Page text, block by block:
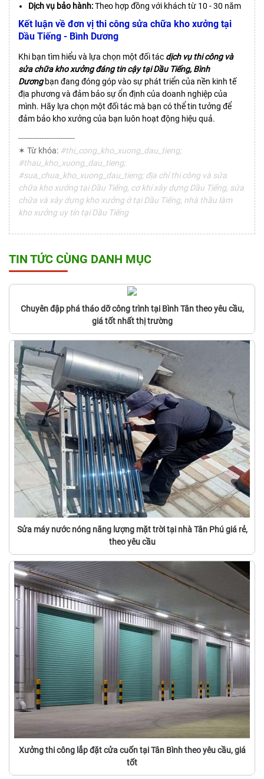
Dịch vụ bảo hành:Theo hợp đồng với khách từ 10 - 30 năm
Kết luận về đơn vị thi công sửa chữa kho xưởng tại
Dầu Tiếng - Bình Dương
Khi bạn tìm hiểu và lựa chọn một đối tác dịch vụ thi công và
sửa chữa kho xưởng đáng tin cậy tại Dầu Tiếng, Bình
Dươngbạn đang đóng góp vào sự phát triển của nền kinh tế
địa phương và đảm bảo sự ổn định của doanh nghiệp của
mình. Hãy lựa chọn một đối tác mà bạn có thể tin tưởng để
đảm bảo kho xưởng của bạn luôn hoạt động hiệu quả.
------------------------
✶ Từ khóa: #thi_cong_kho_xuong_dau_tieng;
#thau_kho_xuong_dau_tieng;
#sua_chua_kho_xuong_dau_tieng; địa chỉ thi công và sửa
chữa kho xưởng tại Dầu Tiếng, cơ khí xây dựng Dầu Tiếng, sửa
chữa và xây dựng kho xưởng ở tại Dầu Tiếng, nhà thầu làm
kho xưởng uy tín tại Dầu Tiếng
TIN TỨC CÙNG DANH MỤC
Chuyên đập phá tháo dỡ công trình tại Bình Tân theo yêu cầu,
giá tốt nhất thị trường
Sửa máy nước nóng năng lượng mặt trời tại nhà Tân Phú giá rẻ,
theo yêu cầu
Xưởng thi công lắp đặt cửa cuốn tại Tân Bình theo yêu cầu, giá
tốt